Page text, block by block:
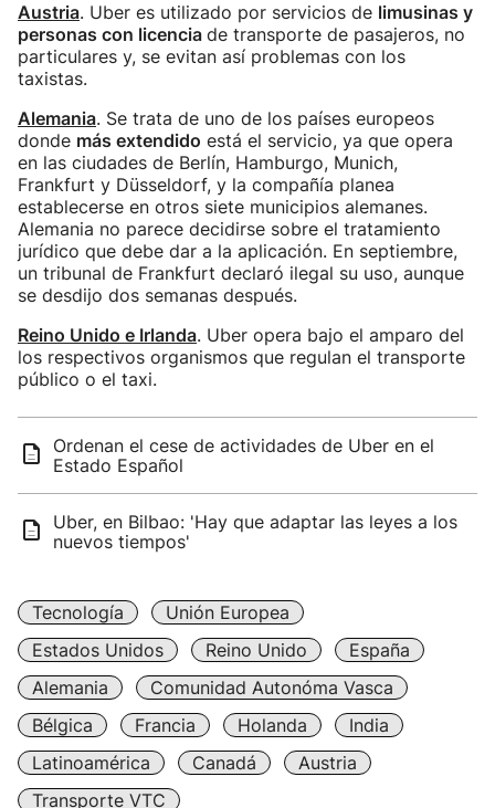
Austria. Uber es utilizado por servicios de limusinas y
personas con licencia de transporte de pasajeros, no
particulares y, se evitan así problemas con los
taxistas.
Alemania. Se trata de uno de los países europeos
donde más extendido está el servicio, ya que opera
en las ciudades de Berlín, Hamburgo, Munich,
Frankfurt y Düsseldorf, y la compañía planea
establecerse en otros siete municipios alemanes.
Alemania no parece decidirse sobre el tratamiento
jurídico que debe dar a la aplicación. En septiembre,
un tribunal de Frankfurt declaró ilegal su uso, aunque
se desdijo dos semanas después.
Reino Unido e Irlanda. Uber opera bajo el amparo del
los respectivos organismos que regulan el transporte
público o el taxi.
Ordenan el cese de actividades de Uber en el
Estado Español
Uber, en Bilbao: 'Hay que adaptar las leyes a los
nuevos tiempos'
Tecnología
Unión Europea
Estados Unidos
Reino Unido
España
Alemania
Comunidad Autonóma Vasca
Bélgica
Francia Holanda
India
Latinoamérica
Canadá
Austria
Transporte VTC